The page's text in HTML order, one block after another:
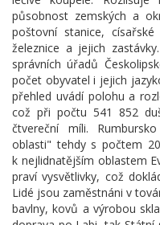
působnost zemských a
poštovní stanice,
železnice a jejich
správních úřadů
počet obyvatel i jejich
přehled uvádí polohu a
což při počtu 541 852
čtvereční míli.
oblasti" tehdy s počtem
k nejlidnatějším oblastem
praví vysvětlivky, což
Lidé jsou zaměstnáni v
bavlny, kovů a výrobou